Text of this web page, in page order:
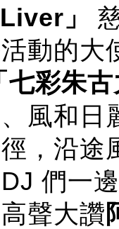
」
動的大
七彩朱古
風和日
， 沿途
們一邊
聲大讚